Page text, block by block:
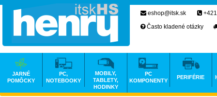
eshop@itsk.sk
Často kladené otázky
JARNÉ
POMÔCKY
PC,
NOTEBOOKY
MOBILY,
TABLETY,
HODINKY
PC
KOMPONENTY
PERIFÉRIE